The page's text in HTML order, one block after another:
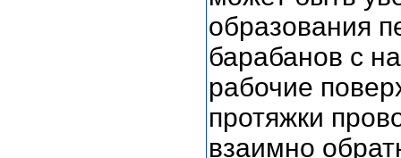
образования
барабанов с
рабочие
протяжки
взаимно